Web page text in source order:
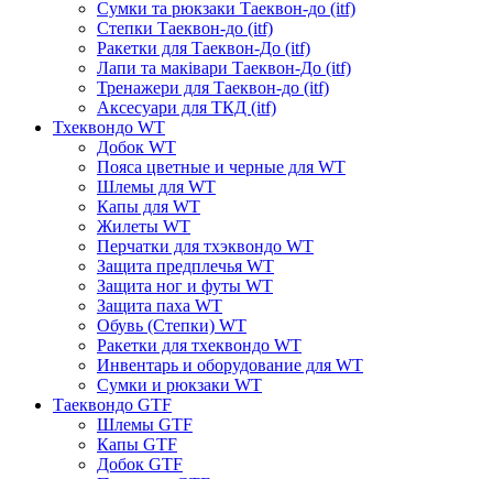
Сумки та рюкзаки Таеквон-до (itf)
Степки Таеквон-до (itf)
Ракетки для Таеквон-До (itf)
Лапи та маківари Таеквон-До (itf)
Тренажери для Таеквон-до (itf)
Аксесуари для ТКД (itf)
Тхеквондо WT
Добок WT
Пояса цветные и черные для WT
Шлемы для WT
Капы для WT
Жилеты WT
Перчатки для тхэквондо WT
Защита предплечья WT
Защита ног и футы WT
Защита паха WT
Обувь (Степки) WT
Ракетки для тхеквондо WT
Инвентарь и оборудование для WT
Сумки и рюкзаки WT
Таеквондо GTF
Шлемы GTF
Капы GTF
Добок GTF